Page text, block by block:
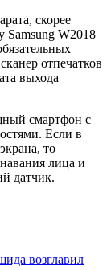
скорее
Samsung W2018
отпечатков
выхода
смартфон с
Если в
то
лица и
датчик.
возглавил